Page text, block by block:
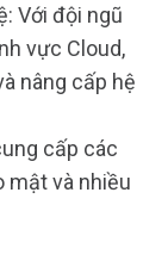
Với đội ngũ
vực Cloud,
nâng cấp hệ
cấp các
mật và nhiều